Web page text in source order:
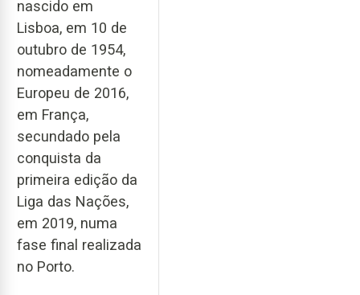
nascido em
Lisboa, em 10 de
outubro de 1954,
nomeadamente o
Europeu de 2016,
em França,
secundado pela
conquista da
primeira edição da
Liga das Nações,
em 2019, numa
fase final realizada
no Porto.